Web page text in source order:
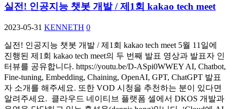
실전! 인공지능 챗봇 개발 / 제1회 kakao tech meet
2023-05-31 KENNETH 0
실전! 인공지능 챗봇 개발 / 제1회 kakao tech meet 5월 11일에
진행된 제1회 kakao tech meet의 두 번째 발표 영상과 발표자 인
터뷰를 공유합니다. https://youtu.be/D-ASpi0WWEY AI, Chatbot,
Fine-tuning, Embedding, Chaining, OpenAI, GPT, ChatGPT 발표
자 소개를 해주세요. 또한 VOD 시청을 추천하는 분이 있다면
알려주세요. 클라우드 네이티브 플랫폼 셀에서 DKOS 개발과